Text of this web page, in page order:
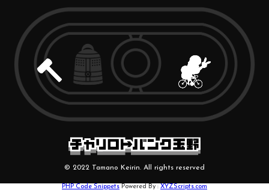
© 2022 Tamano Keirin. All rights reserved
PHP Code Snippets Powered By : XYZScripts.com